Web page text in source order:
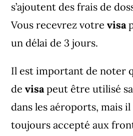
s’ajoutent des frais de
Vous recevrez votre visa
un délai de 3 jours.
Il est important de noter
de visa peut être utilisé
dans les aéroports, mais il
toujours accepté aux